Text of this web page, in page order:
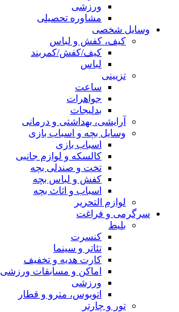
ورزشی
مشاوره تحصیلی
وسایل شخصی
کیف، کفش و لباس
کیف/کفش/کمربند
لباس
تزیینی
ساعت
جواهرات
بدلیجات
آرایشی، بهداشتی و درمانی
وسایل بچه و اسباب بازی
اسباب بازی
کالسکه و لوازم جانبی
تخت و صندلی بچه
کفش و لباس بچه
اسباب و اثاث بچه
لوازم التحریر
سرگرمی و فراغت
بلیط
کنسرت
تئاتر و سینما
کارت هدیه و تخفیف
اماکن و مسابقات ورزشی
ورزشی
اتوبوس، مترو و قطار
تور و چارتر